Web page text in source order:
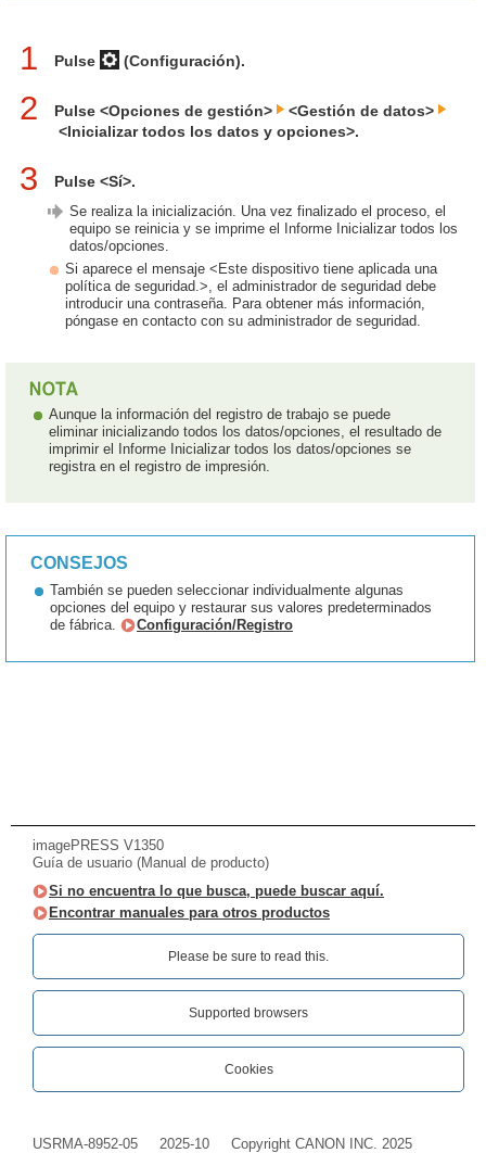
1 Pulse (Configuración).
2 Pulse <Opciones de gestión>
<Gestión de datos>
<Inicializar todos los datos y opciones>.
3 Pulse <Sí>.
Se realiza la inicialización. Una vez finalizado el proceso, el
equipo se reinicia y se imprime el Informe Inicializar todos los
datos/opciones.
Si aparece el mensaje <Este dispositivo tiene aplicada una
política de seguridad.>, el administrador de seguridad debe
introducir una contraseña. Para obtener más información,
póngase en contacto con su administrador de seguridad.
Aunque la información del registro de trabajo se puede
eliminar inicializando todos los datos/opciones, el resultado de
imprimir el Informe Inicializar todos los datos/opciones se
registra en el registro de impresión.
CONSEJOS
También se pueden seleccionar individualmente algunas
opciones del equipo y restaurar sus valores predeterminados
de fábrica.
Configuración/Registro
imagePRESS V1350
Guía de usuario (Manual de producto)
Si no encuentra lo que busca, puede buscar aquí.
Encontrar manuales para otros productos
Please be sure to read this.‎
Supported browsers
Cookies
USRMA-8952-05 2025-10 Copyright CANON INC. 2025